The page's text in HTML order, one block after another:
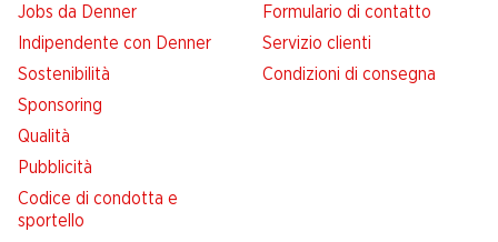
Jobs da Denner
Indipendente con Denner
Sostenibilità
Sponsoring
Qualità
Pubblicità
Codice di condotta e
sportello
Formulario di contatto
Servizio clienti
Condizioni di consegna